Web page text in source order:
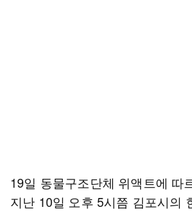
19일 동물구조단체 위액트에 따
지난 10일 오후 5시쯤 김포시의